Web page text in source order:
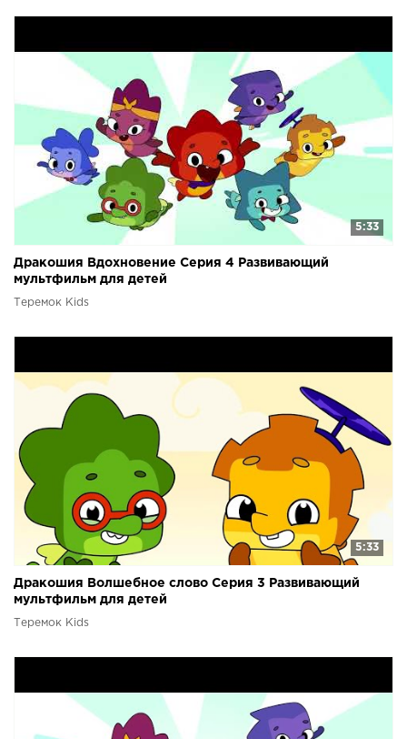
5:33
Дракошия Вдохновение Серия 4 Развивающий
мультфильм для детей
Теремок Kids
5:33
Дракошия Волшебное слово Серия 3 Развивающий
мультфильм для детей
Теремок Kids